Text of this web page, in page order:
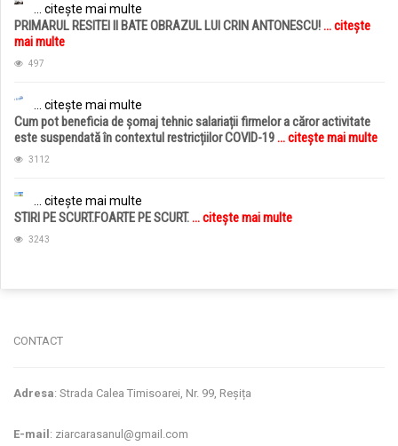
... citește mai multe
PRIMARUL RESITEI II BATE OBRAZUL LUI CRIN ANTONESCU!... citește
mai multe
497
... citește mai multe
Cum pot beneficia de șomaj tehnic salariații firmelor a căror activitate
este suspendată în contextul restricțiilor COVID-19... citește mai multe
3112
... citește mai multe
STIRI PE SCURT.FOARTE PE SCURT.... citește mai multe
3243
CONTACT
Adresa: Strada Calea Timisoarei, Nr. 99, Reșița
E-mail : ziarcarasanul@gmail.com